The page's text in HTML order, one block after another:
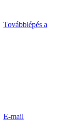
Továbblépés a
E-mail